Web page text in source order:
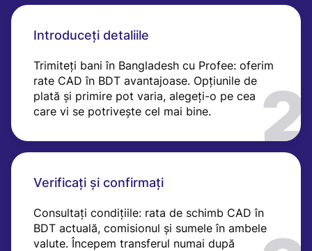
Introduceți detaliile
Trimiteți bani în Bangladesh cu Profee: oferim
rate CAD în BDT avantajoase. Opțiunile de
plată și primire pot varia, alegeți-o pe cea
care vi se potrivește cel mai bine.
Verificați și confirmați
Consultați condițiile: rata de schimb CAD în
BDT actuală, comisionul și sumele în ambele
valute. Începem transferul numai după